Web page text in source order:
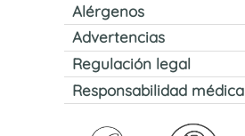
Alérgenos
Advertencias
Regulación legal
Responsabilidad médica